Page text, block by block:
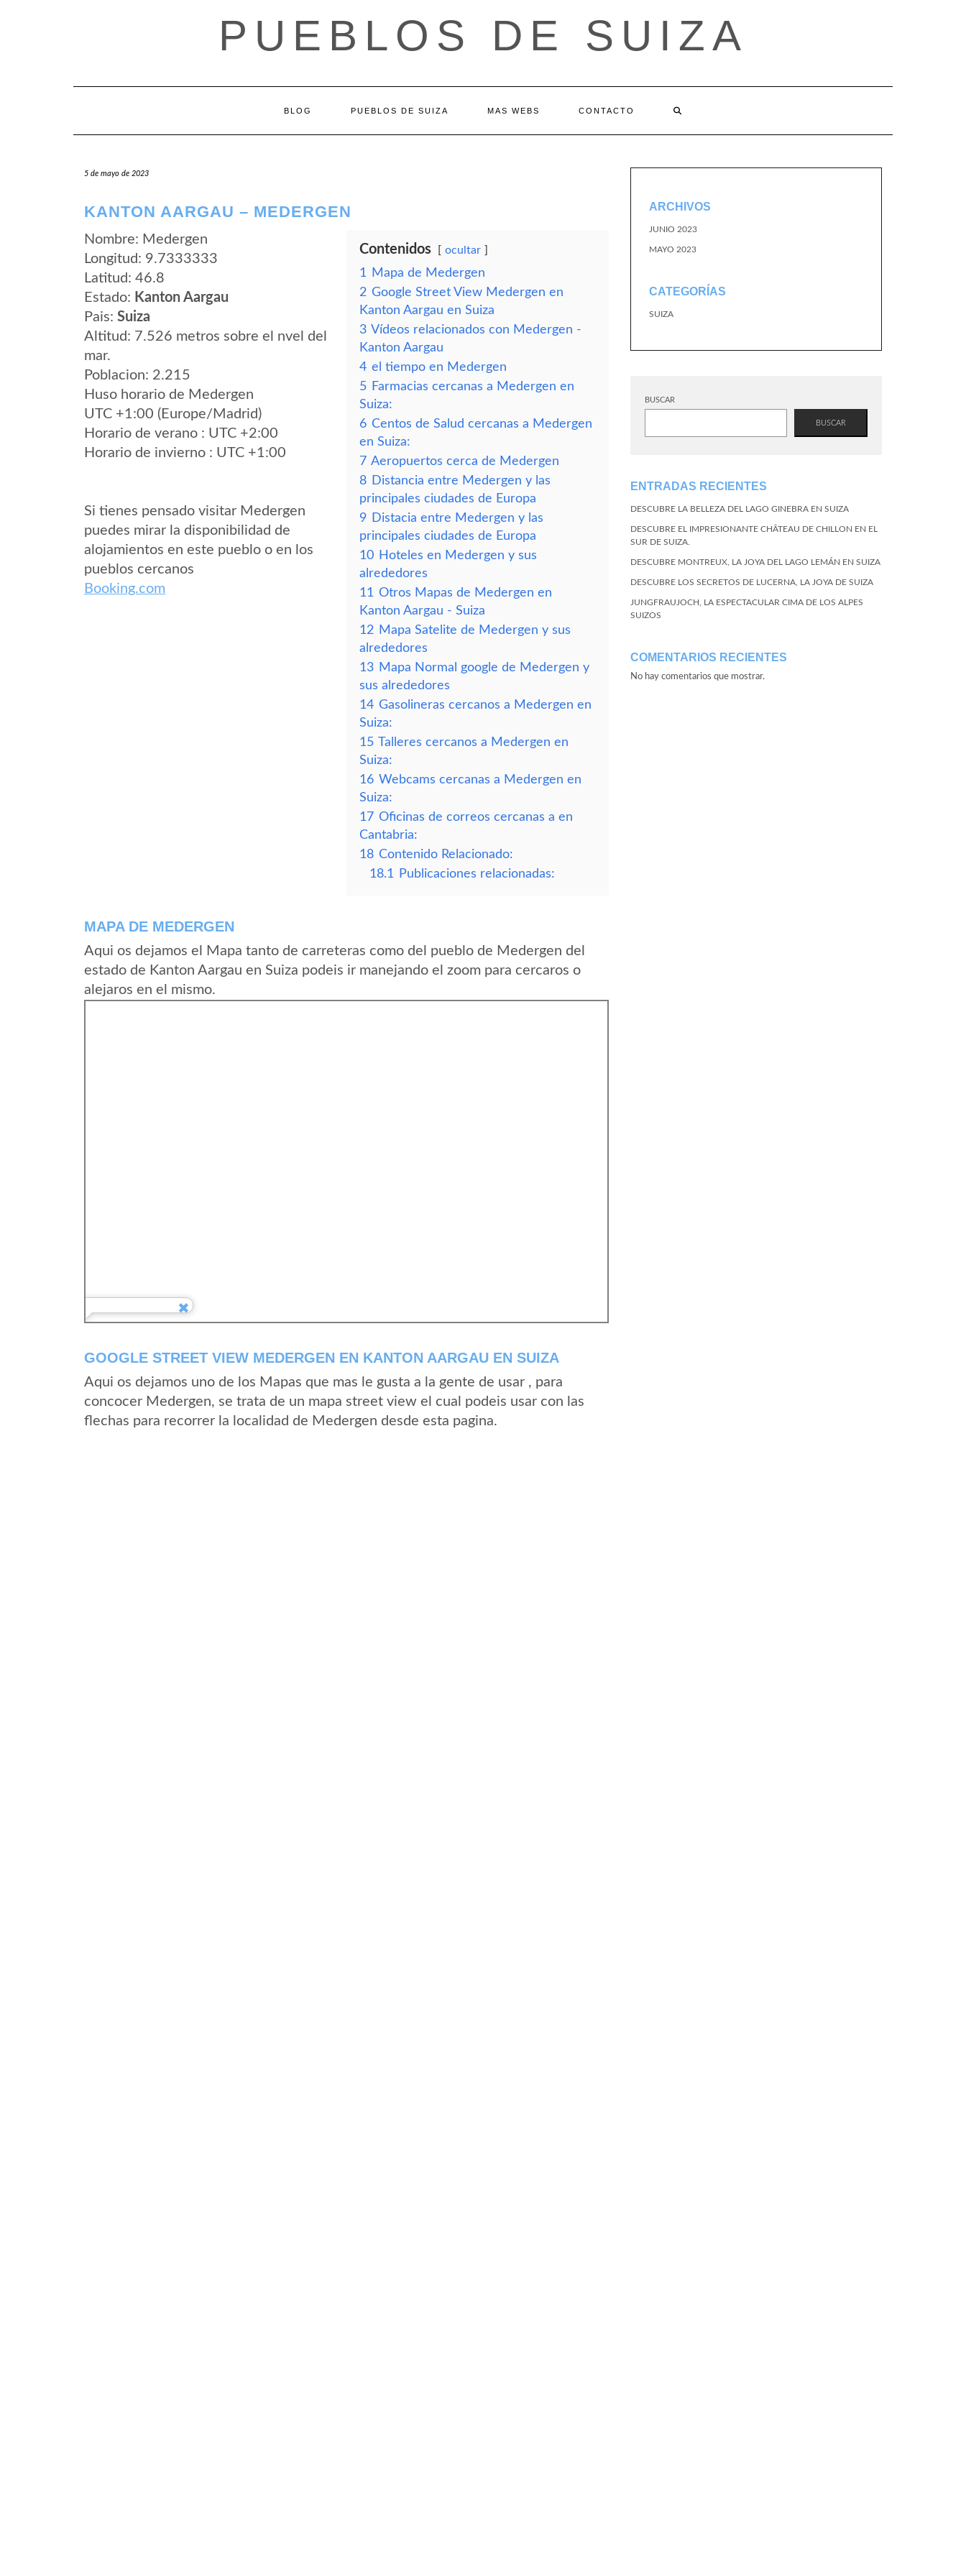
PUEBLOS DE SUIZA
BLOG PUEBLOS DE SUIZA MAS WEBS CONTACTO
5 de mayo de 2023
KANTON AARGAU – MEDERGEN
Nombre: Medergen
Longitud: 9.7333333
Latitud: 46.8
Estado: Kanton Aargau
Pais: Suiza
Altitud: 7.526 metros sobre el nvel del
mar.
Poblacion: 2.215
Huso horario de Medergen
UTC +1:00 (Europe/Madrid)
Horario de verano : UTC +2:00
Horario de invierno : UTC +1:00
Si tienes pensado visitar Medergen
puedes mirar la disponibilidad de
alojamientos en este pueblo o en los
pueblos cercanos
Booking.com
Contenidos ocultar
1
Mapa de Medergen
2 Google Street View Medergen en
Kanton Aargau en Suiza
3 Vídeos relacionados con Medergen -
Kanton Aargau
4 el tiempo en Medergen
5 Farmacias cercanas a Medergen en
Suiza:
6 Centos de Salud cercanas a Medergen
en Suiza:
7 Aeropuertos cerca de Medergen
8 Distancia entre Medergen y las
principales ciudades de Europa
9 Distacia entre Medergen y las
principales ciudades de Europa
10 Hoteles en Medergen y sus
alrededores
11 Otros Mapas de Medergen en
Kanton Aargau - Suiza
12 Mapa Satelite de Medergen y sus
alrededores
13 Mapa Normal google de Medergen y
sus alrededores
14 Gasolineras cercanos a Medergen en
Suiza:
15 Talleres cercanos a Medergen en
Suiza:
16 Webcams cercanas a Medergen en
Suiza:
17 Oficinas de correos cercanas a en
Cantabria:
18 Contenido Relacionado:
18.1
Publicaciones relacionadas:
MAPA DE MEDERGEN
Aqui os dejamos el Mapa tanto de carreteras como del pueblo de Medergen del
estado de Kanton Aargau en Suiza podeis ir manejando el zoom para cercaros o
alejaros en el mismo.
GOOGLE STREET VIEW MEDERGEN EN KANTON AARGAU EN SUIZA
Aqui os dejamos uno de los Mapas que mas le gusta a la gente de usar , para
concocer Medergen, se trata de un mapa street view el cual podeis usar con las
flechas para recorrer la localidad de Medergen desde esta pagina.
ARCHIVOS
JUNIO 2023
MAYO 2023
CATEGORÍAS
SUIZA
BUSCAR
BUSCAR
ENTRADAS RECIENTES
DESCUBRE LA BELLEZA DEL LAGO GINEBRA EN SUIZA
DESCUBRE EL IMPRESIONANTE CHÂTEAU DE CHILLON EN EL
SUR DE SUIZA.
DESCUBRE MONTREUX, LA JOYA DEL LAGO LEMÁN EN SUIZA
DESCUBRE LOS SECRETOS DE LUCERNA, LA JOYA DE SUIZA
JUNGFRAUJOCH, LA ESPECTACULAR CIMA DE LOS ALPES
SUIZOS
COMENTARIOS RECIENTES
No hay comentarios que mostrar.